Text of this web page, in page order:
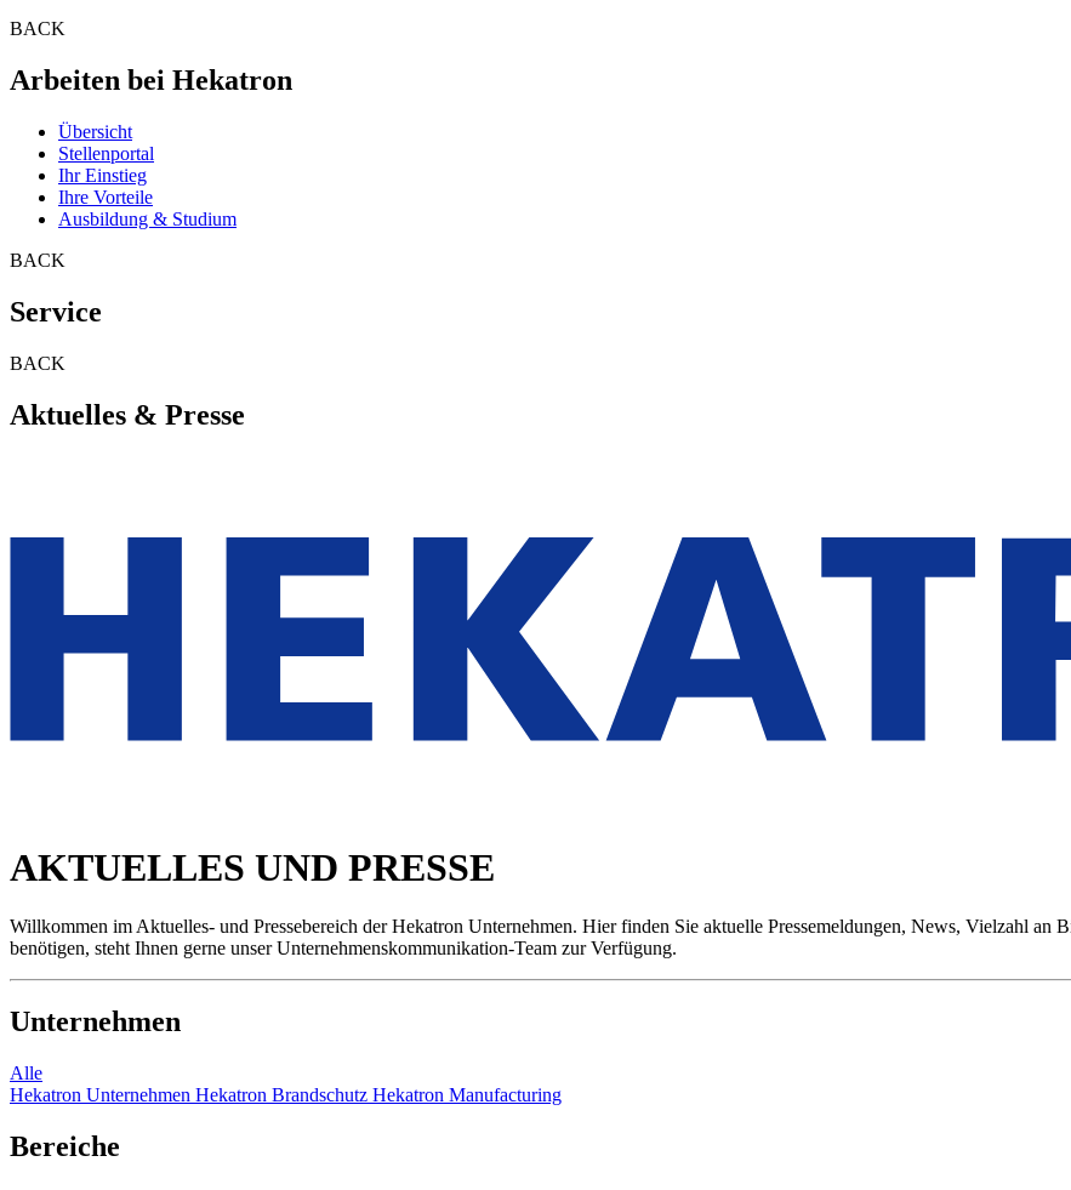
BACK
Arbeiten bei Hekatron
Übersicht
Stellenportal
Ihr Einstieg
Ihre Vorteile
Ausbildung & Studium
BACK
Service
BACK
Aktuelles & Presse
AKTUELLES UND PRESSE
Willkommen im Aktuelles- und Pressebereich der Hekatron Unternehmen. Hier finden Sie aktuelle Pressemeldungen, News, Vielzahl an
benötigen, steht Ihnen gerne unser Unternehmenskommunikation-Team zur Verfügung.
Unternehmen
Alle
Hekatron Unternehmen Hekatron Brandschutz Hekatron Manufacturing
Bereiche